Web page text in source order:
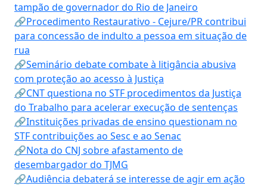
tampão de governador do Rio de Janeiro
🔗Procedimento Restaurativo - Cejure/PR contribui
para concessão de indulto a pessoa em situação de
rua
🔗Seminário debate combate à litigância abusiva
com proteção ao acesso à Justiça
🔗CNT questiona no STF procedimentos da Justiça
do Trabalho para acelerar execução de sentenças
🔗Instituições privadas de ensino questionam no
STF contribuições ao Sesc e ao Senac
🔗Nota do CNJ sobre afastamento de
desembargador do TJMG
🔗Audiência debaterá se interesse de agir em ação